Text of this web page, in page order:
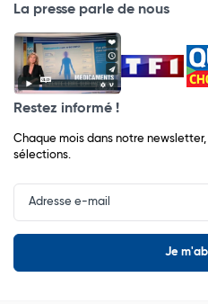
La presse parle de nous
Restez informé !
Chaque mois dans notre
sélections.
Input
Newsletter